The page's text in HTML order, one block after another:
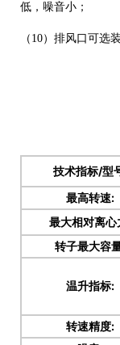
低，噪音小；
（10）排风口可选
技术指标/型
最高转速:
最大相对离心
转子最大容
温升指标:
转速精度: